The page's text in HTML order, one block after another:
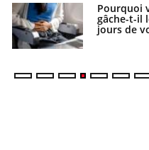
Pourquoi
gâche-t-il
jours de